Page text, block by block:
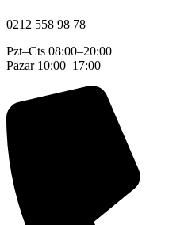
0212 558 98 78
Pzt–Cts 08:00–20:00
Pazar 10:00–17:00